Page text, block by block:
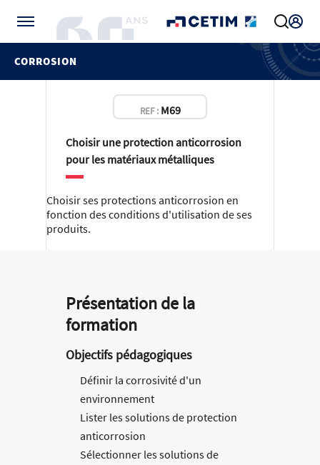
CORROSION
REF : M69
Choisir une protection anticorrosion
pour les matériaux métalliques
Choisir ses protections anticorrosion en
fonction des conditions d'utilisation de ses
produits.
Présentation de la
formation
Objectifs pédagogiques
Définir la corrosivité d'un
environnement
Lister les solutions de protection
anticorrosion
Sélectionner les solutions de